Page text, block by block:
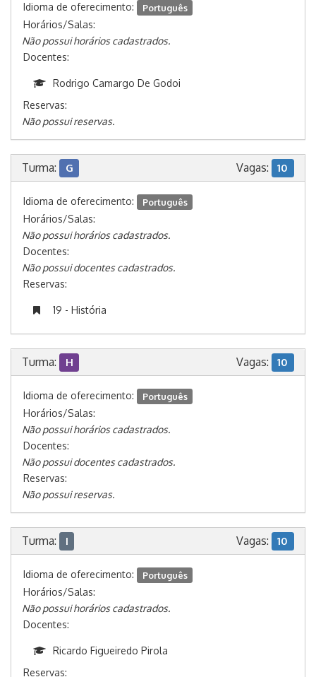
Idioma de oferecimento: Português
Horários/Salas:
Não possui horários cadastrados.
Docentes:
Rodrigo Camargo De Godoi
Reservas:
Não possui reservas.
Turma: G Vagas: 10
Idioma de oferecimento: Português
Horários/Salas:
Não possui horários cadastrados.
Docentes:
Não possui docentes cadastrados.
Reservas:
19 - História
Turma: H Vagas: 10
Idioma de oferecimento: Português
Horários/Salas:
Não possui horários cadastrados.
Docentes:
Não possui docentes cadastrados.
Reservas:
Não possui reservas.
Turma: I Vagas: 10
Idioma de oferecimento: Português
Horários/Salas:
Não possui horários cadastrados.
Docentes:
Ricardo Figueiredo Pirola
Reservas: